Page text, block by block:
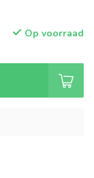
Op voorraad